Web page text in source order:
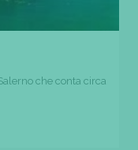
che conta circa